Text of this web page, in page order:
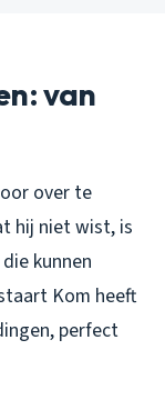
van
over te
hij niet wist, is
kunnen
Kom heeft
perfect